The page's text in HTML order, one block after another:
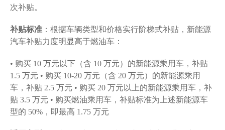
次补贴。
补贴标准 ：根据车辆类型和价格实行阶梯式补贴，新能源
汽车补贴力度明显高于燃油车：
• 购买 10 万元以下（含 10 万元）的新能源乘用车，补贴
1.5 万元 • 购买 10-20 万元（含 20 万元）的新能源乘用
车，补贴 2.5 万元 • 购买 20 万元以上的新能源乘用车，补
贴 3.5 万元 • 购买燃油乘用车，补贴标准为上述新能源车
型的 50%，即最高 1.75 万元